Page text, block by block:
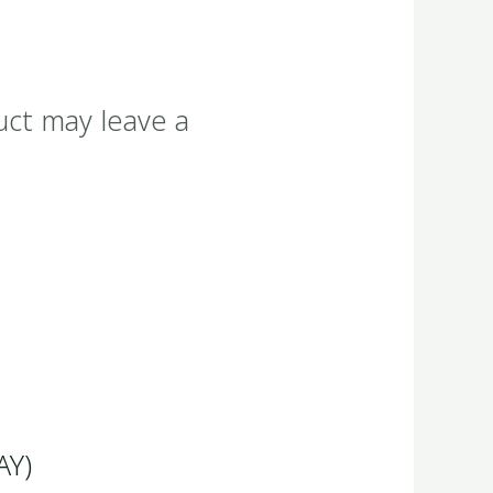
may leave a